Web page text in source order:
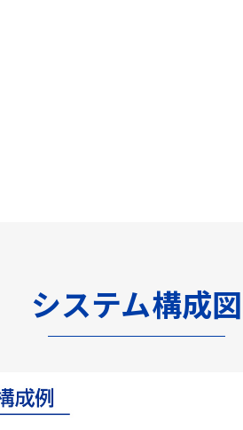
システム構成図